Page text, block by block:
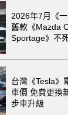
2026年7月《
舊款《Mazda
Sportage》不
台灣《Tesla》
車價 免費更換
步車升級